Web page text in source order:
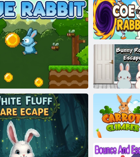
Bouřlivé zahrady Králík Coe
Cesta králíka